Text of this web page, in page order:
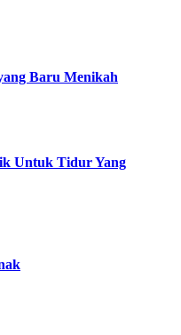
Baru Menikah
Untuk Tidur Yang